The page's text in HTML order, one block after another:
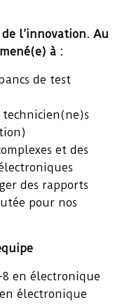
l’innovation. Au
à :
de test
technicien(ne)s
et des
des rapports
pour nos
en électronique
électronique